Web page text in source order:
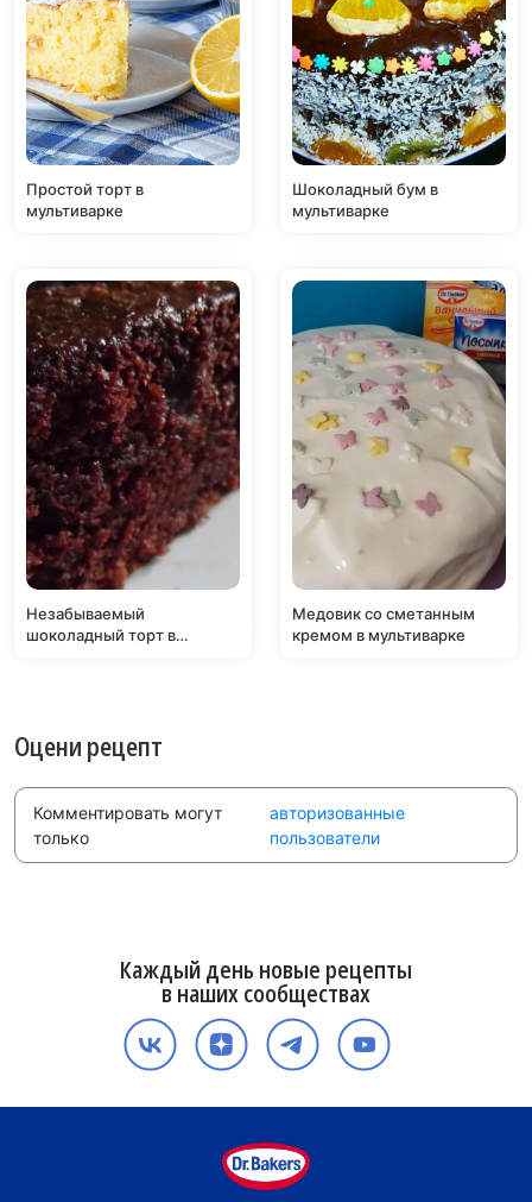
Простой торт в
мультиварке
Шоколадный бум в
мультиварке
Незабываемый
шоколадный торт в
Медовик со сметанным
кремом в мультиварке
Оцени рецепт
Комментировать могут
только
авторизованные
пользователи
Каждый день новые рецепты
в наших сообществах